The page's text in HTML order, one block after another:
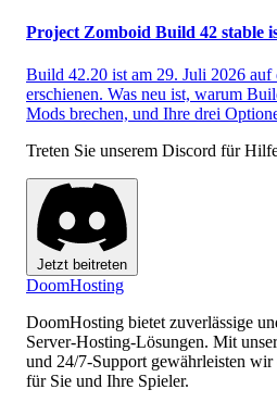
Project Zomboid Build 42 stable
Build 42.20 ist am 29. Juli 2026
erschienen. Was neu ist, warum
Mods brechen, und Ihre drei
Treten Sie unserem Discord für
Jetzt beitreten
DoomHosting
DoomHosting bietet zuverlässige
Server-Hosting-Lösungen. Mit
und 24/7-Support gewährleisten wir
für Sie und Ihre Spieler.